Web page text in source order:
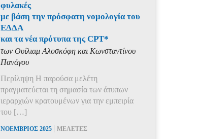
φυλακές
με βάση την πρόσφατη νομολογία του
ΕΔΔΑ
και τα νέα πρότυπα της CPT*
των Ουίλιαμ Αλοσκόφη και Κωνσταντίνου
Πανάγου
Περίληψη Η παρούσα μελέτη
πραγματεύεται τη σημασία των άτυπων
ιεραρχιών κρατουμένων για την εμπειρία
του […]
ΝΟΕΜΒΡΙΟΣ 2025 | ΜΕΛΕΤΕΣ